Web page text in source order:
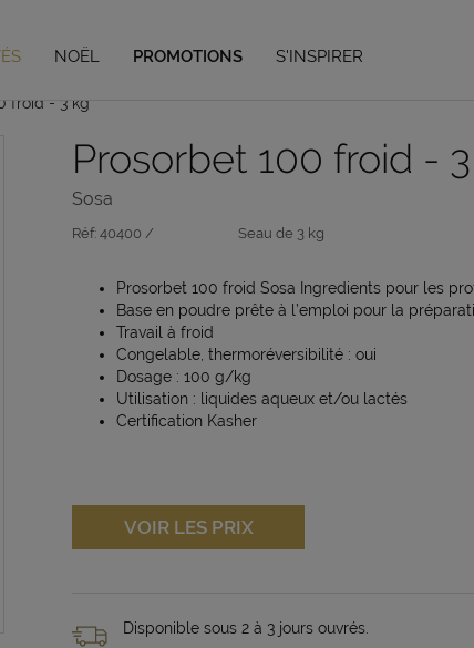
NOËL PROMOTIONS S'INSPIRER
froid - 3 kg
Prosorbet 100 froid -
Sosa
Réf: 40400 / Seau de 3 kg
Prosorbet 100 froid Sosa Ingredients pour les
Base en poudre prête à l’emploi pour la
Travail à froid
Congelable, thermoréversibilité : oui
Dosage : 100 g/kg
Utilisation : liquides aqueux et/ou lactés
Certification Kasher
VOIR LES PRIX
Disponible sous 2 à 3 jours ouvrés.